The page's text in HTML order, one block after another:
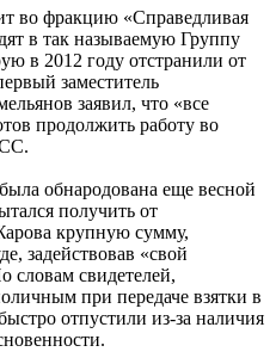
во фракцию «Справедливая
в так называемую Группу
в 2012 году отстранили от
заместитель
заявил, что «все
продолжить работу во
обнародована еще весной
получить от
крупную сумму,
задействовав «свой
словам свидетелей,
при передаче взятки в
отпустили из-за наличия